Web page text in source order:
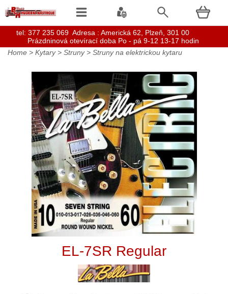
Home > Kytary> Struny> Struny na elektrickou kytaru
EL-7SR Regular
tel: 377 235 069 Adresa : Americká 62, Plzeň, 301 00
Prázdninová otevírací doba Po - pá 9-12 13-17 hodin